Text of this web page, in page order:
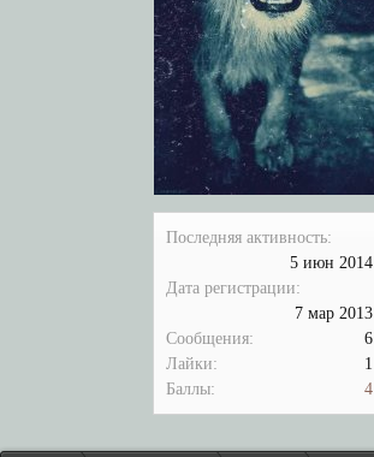
Последняя активность:
5 июн 2014
Дата регистрации:
7 мар 2013
Сообщения:
6
Лайки:
1
Баллы:
4